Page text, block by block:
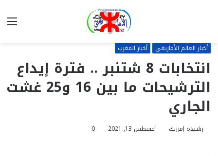
أخبار العالم الأمازيغي أخبار المغرب
انتخابات 8 شتنبر .. فترة إيداع
الترشيحات ما بين 16 و25 غشت
الجاري
رشيدة إمرزيك أغسطس 13, 2021 0